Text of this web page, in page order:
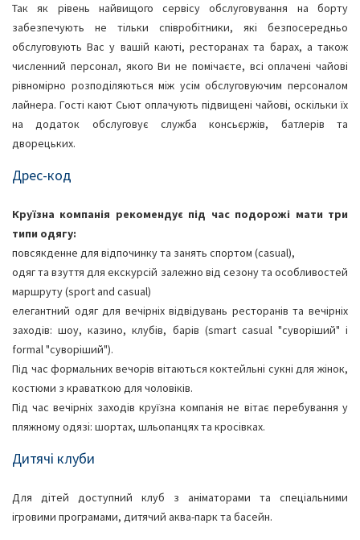
Так як рівень найвищого сервісу обслуговування на борту
забезпечують не тільки співробітники, які безпосередньо
обслуговують Вас у вашій каюті, ресторанах та барах, а також
численний персонал, якого Ви не помічаєте, всі оплачені чайові
рівномірно розподіляються між усім обслуговуючим персоналом
лайнера. Гості кают Сьют оплачують підвищені чайові, оскільки їх
на додаток обслуговує служба консьєржів, батлерів та
дворецьких.
Дрес-код
Круїзна компанія рекомендує під час подорожі мати три
типи одягу:
повсякденне для відпочинку та занять спортом (casual),
одяг та взуття для екскурсій залежно від сезону та особливостей
маршруту (sport and casual)
елегантний одяг для вечірніх відвідувань ресторанів та вечірніх
заходів: шоу, казино, клубів, барів (smart casual "суворіший" і
formal "суворіший").
Під час формальних вечорів вітаються коктейльні сукні для жінок,
костюми з краваткою для чоловіків.
Під час вечірніх заходів круїзна компанія не вітає перебування у
пляжному одязі: шортах, шльопанцях та кросівках.
Дитячі клуби
Для дітей доступний клуб з аніматорами та спеціальними
ігровими програмами, дитячий аква-парк та басейн.